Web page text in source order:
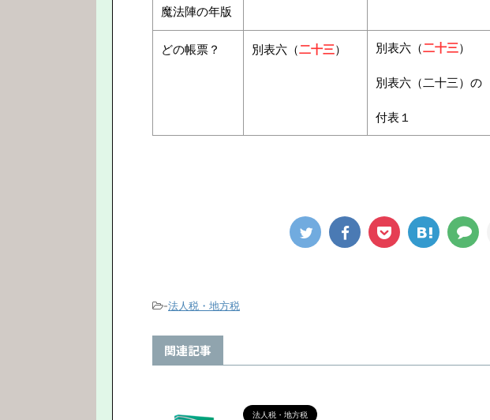
魔法陣の年版
どの帳票？ 別表六（二十三） 別表六（二十三）
別表六（二十三）の
付表１
-法人税・地方税
関連記事
法人税・地方税